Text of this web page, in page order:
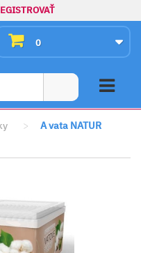
0
>
A vata NATUR